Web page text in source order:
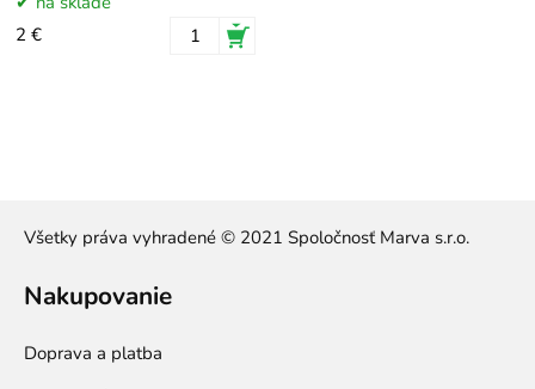
2 €
Všetky práva vyhradené © 2021 Spoločnosť Marva s.r.o.
Nakupovanie
Doprava a platba